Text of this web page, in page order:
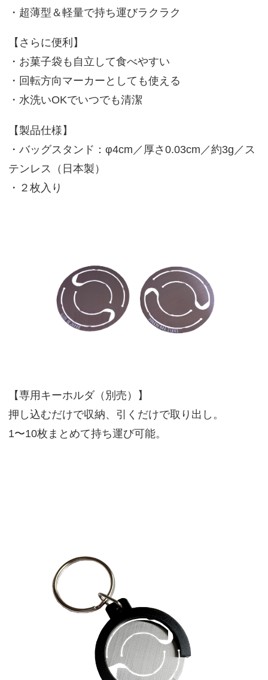
・超薄型＆軽量で持ち運びラクラク
【さらに便利】
・お菓子袋も自立して食べやすい
・回転方向マーカーとしても使える
・水洗いOKでいつでも清潔
【製品仕様】
・バッグスタンド：φ4cm／厚さ0.03cm／約3g／ス
テンレス（日本製）
・２枚入り
【専用キーホルダ（別売）】
押し込むだけで収納、引くだけで取り出し。
1〜10枚まとめて持ち運び可能。